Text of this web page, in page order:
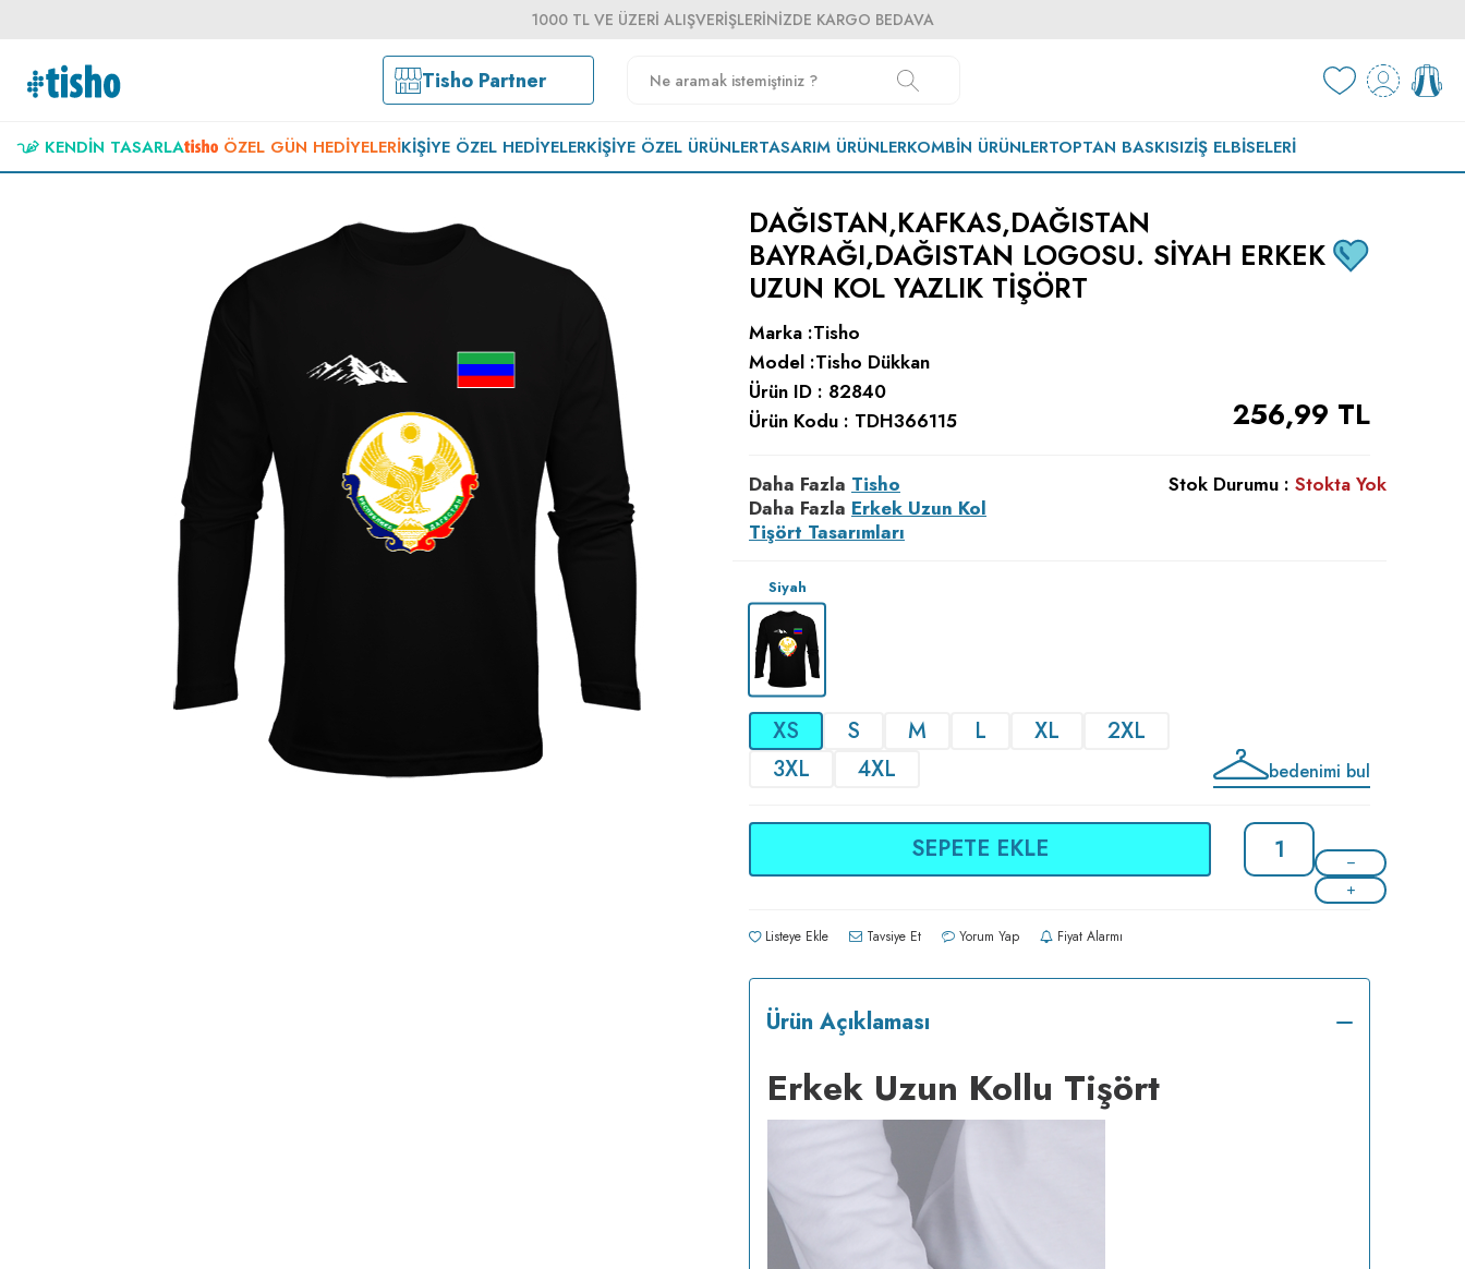
1000 TL VE ÜZERI ALIŞVERIŞLERINIZDE KARGO BEDAVA
Tisho Partner
KENDIN TASARLA ÖZEL GÜN HEDIYELERIKIŞIYE ÖZEL HEDIYELERKIŞIYE ÖZEL ÜRÜNLERTASARIM ÜRÜNLERKOMBIN ÜRÜNLERTOPTAN BASKISIZİŞ ELBISELERI
DAĞISTAN,KAFKAS,DAĞISTAN
BAYRAĞI,DAĞISTAN LOGOSU. SIYAH ERKEK
UZUN KOL YAZLIK TIŞÖRT
Marka :Tisho
Model :Tisho Dükkan
Ürün ID : 82840
Ürün Kodu : TDH366115 256,99 TL
Daha Fazla Tisho
Daha Fazla Erkek Uzun Kol
Tişört Tasarımları
Stok Durumu : Stokta Yok
Siyah
XS S M L XL
2XL
3XL
4XL bedenimi bul
SEPETE EKLE
Listeye Ekle Tavsiye Et Yorum Yap Fiyat Alarmı
Ürün Açıklaması
Erkek Uzun Kollu Tişört